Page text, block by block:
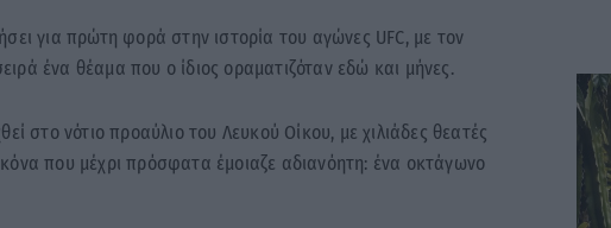
για πρώτη φορά στην ιστορία του αγώνες UFC, με τον
ένα θέαμα που ο ίδιος οραματιζόταν εδώ και μήνες.
στο νότιο προαύλιο του Λευκού Οίκου, με χιλιάδες θεατές
που μέχρι πρόσφατα έμοιαζε αδιανόητη: ένα οκτάγωνο